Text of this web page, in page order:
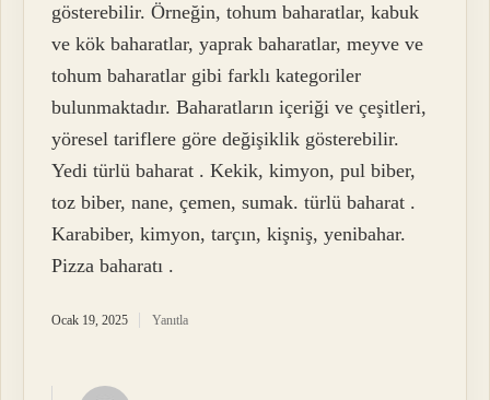
gösterebilir. Örneğin, tohum baharatlar, kabuk
ve kök baharatlar, yaprak baharatlar, meyve ve
tohum baharatlar gibi farklı kategoriler
bulunmaktadır. Baharatların içeriği ve çeşitleri,
yöresel tariflere göre değişiklik gösterebilir.
Yedi türlü baharat . Kekik, kimyon, pul biber,
toz biber, nane, çemen, sumak. türlü baharat .
Karabiber, kimyon, tarçın, kişniş, yenibahar.
Pizza baharatı .
Ocak 19, 2025 Yanıtla